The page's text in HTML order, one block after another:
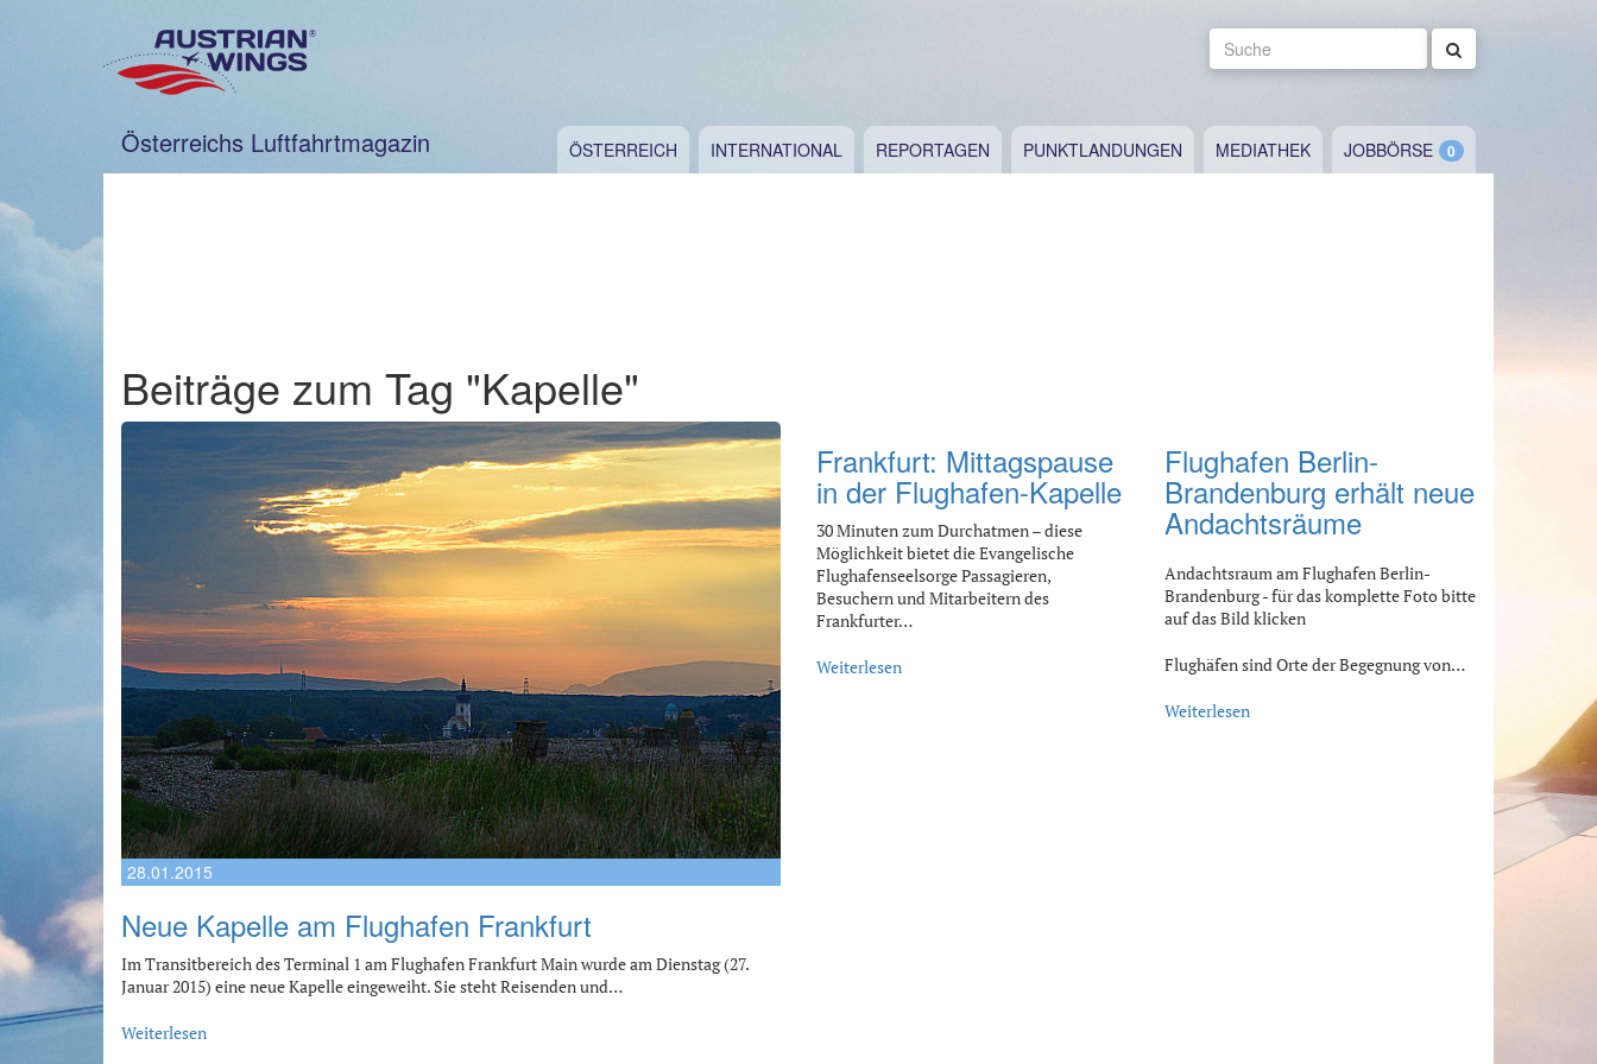
Suche
Österreichs Luftfahrtmagazin ÖSTERREICH INTERNATIONAL REPORTAGEN PUNKTLANDUNGEN MEDIATHEK JOBBÖRSE
Beiträge zum Tag "Kapelle"
28.01.2015
Neue Kapelle am Flughafen Frankfurt
Im Transitbereich des Terminal 1 am Flughafen Frankfurt Main wurde am Dienstag (27.
Januar 2015) eine neue Kapelle eingeweiht. Sie steht Reisenden und…
Weiterlesen
Frankfurt: Mittagspause
in der Flughafen-Kapelle
30 Minuten zum Durchatmen – diese
Möglichkeit bietet die Evangelische
Flughafenseelsorge Passagieren,
Besuchern und Mitarbeitern des
Frankfurter…
Weiterlesen
Flughafen Berlin-
Brandenburg erhält neue
Andachtsräume
Andachtsraum am Flughafen Berlin-
Brandenburg - für das komplette Foto bitte
auf das Bild klicken
Flughäfen sind Orte der Begegnung von…
Weiterlesen